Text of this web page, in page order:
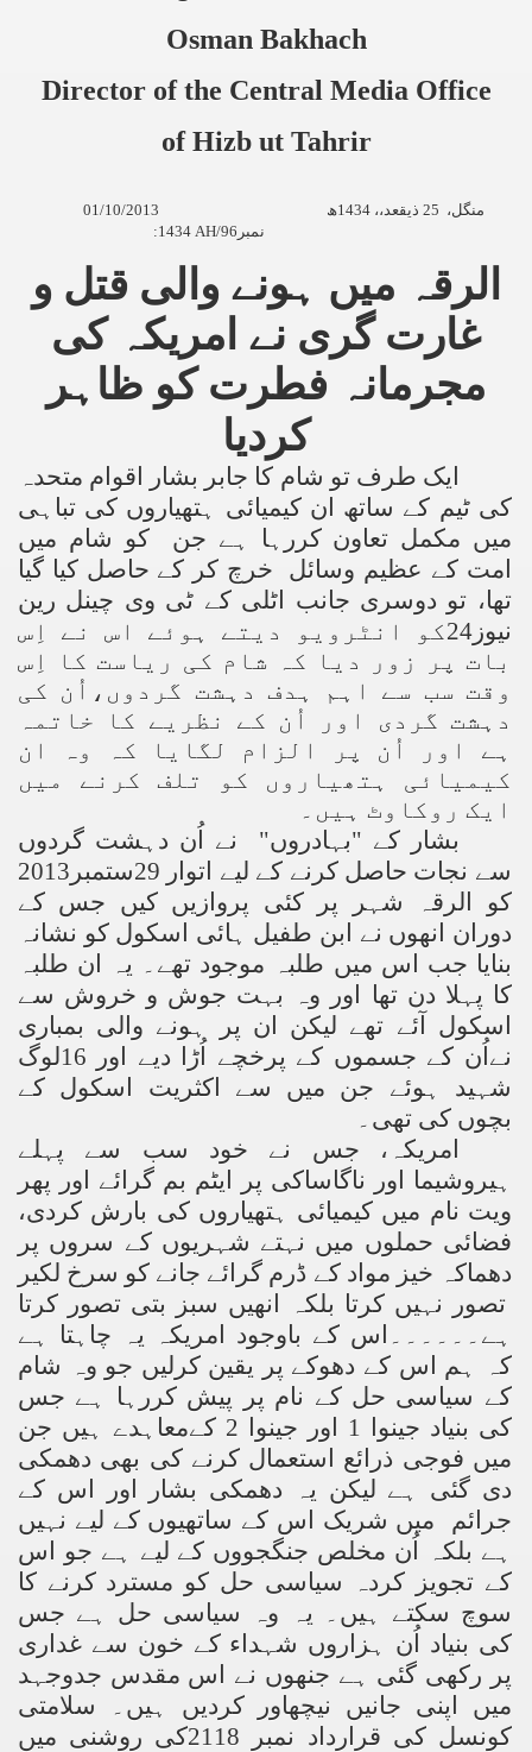
Osman Bakhach
Director of the Central Media Office
of Hizb ut Tahrir
منگل، 25 ذیقعد،، 1434ھ
01/10/2013
نمبر 1434 AH/96
:
الرقہ میں ہونے والی قتل و
غارت گری نے امریکہ کی
مجرمانہ فطرت کو ظاہر
کردیا
ایک طرف تو شام کا جابر بشار اقوام متحدہ
کی ٹیم کے ساتھ ان کیمیائی ہتھیاروں کی تباہی
میں مکمل تعاون کررہا ہے جن کو شام میں
امت کے عظیم وسائل خرچ کر کے حاصل کیا گیا
تھا، تو دوسری جانب اٹلی کے ٹی وی چینل رین
نیوز24کو انٹرویو دیتے ہوئے اس نے اِس
بات پر زور دیا کہ شام کی ریاست کا اِس
وقت سب سے اہم ہدف دہشت گردوں،اُن کی
دہشت گردی اور اُن کے نظریے کا خاتمہ
ہے اور اُن پر الزام لگایا کہ وہ ان
کیمیائی ہتھیاروں کو تلف کرنے میں
ایک روکاوٹ ہیں۔
بشار کے "بہادروں" نے اُن دہشت گردوں
سے نجات حاصل کرنے کے لیے اتوار 29ستمبر2013
کو الرقہ شہر پر کئی پروازیں کیں جس کے
دوران انھوں نے ابن طفیل ہائی اسکول کو نشانہ
بنایا جب اس میں طلبہ موجود تھے۔ یہ ان طلبہ
کا پہلا دن تھا اور وہ بہت جوش و خروش سے
اسکول آئے تھے لیکن ان پر ہونے والی بمباری
نےاُن کے جسموں کے پرخچے اُڑا دیے اور 16لوگ
شہید ہوئے جن میں سے اکثریت اسکول کے
بچوں کی تھی۔
امریکہ، جس نے خود سب سے پہلے
ہیروشیما اور ناگاساکی پر ایٹم بم گرائے اور پھر
ویت نام میں کیمیائی ہتھیاروں کی بارش کردی،
فضائی حملوں میں نہتے شہریوں کے سروں پر
دھماکہ خیز مواد کے ڈرم گرائے جانے کو سرخ لکیر
تصور نہیں کرتا بلکہ انھیں سبز بتی تصور کرتا
ہے۔۔۔۔۔۔اس کے باوجود امریکہ یہ چاہتا ہے
کہ ہم اس کے دھوکے پر یقین کرلیں جو وہ شام
کے سیاسی حل کے نام پر پیش کررہا ہے جس
کی بنیاد جینوا 1 اور جینوا 2 کےمعاہدے ہیں جن
میں فوجی ذرائع استعمال کرنے کی بھی دھمکی
دی گئی ہے لیکن یہ دھمکی بشار اور اس کے
جرائم میں شریک اس کے ساتھیوں کے لیے نہیں
ہے بلکہ اُن مخلص جنگجووں کے لیے ہے جو اس
کے تجویز کردہ سیاسی حل کو مسترد کرنے کا
سوچ سکتے ہیں۔ یہ وہ سیاسی حل ہے جس
کی بنیاد اُن ہزاروں شہداء کے خون سے غداری
پر رکھی گئی ہے جنھوں نے اس مقدس جدوجہد
میں اپنی جانیں نیچھاور کردیں ہیں۔ سلامتی
کونسل کی قرارداد نمبر 2118کی روشنی میں